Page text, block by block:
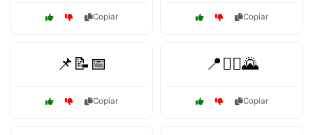
Copiar Copiar
📌📝📅
Copiar
📍🚶‍♂️🌄
Copiar